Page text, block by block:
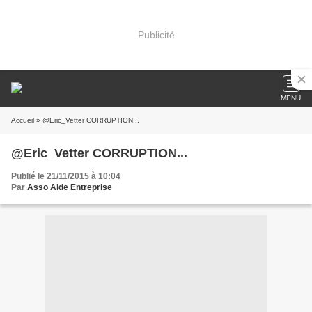
Publicité
MENU
Accueil » @Eric_Vetter CORRUPTION...
@Eric_Vetter CORRUPTION...
Publié le 21/11/2015 à 10:04
Par Asso Aide Entreprise